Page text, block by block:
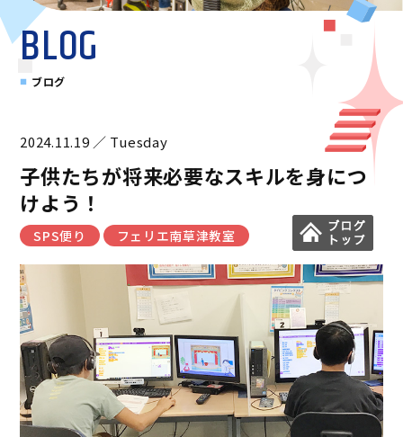
BLOG
ブログ
2024.11.19 ／ Tuesday
子供たちが将来必要なスキルを身につ
けよう！
SPS便り フェリエ南草津教室